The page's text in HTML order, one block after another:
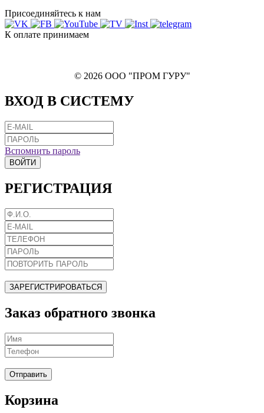
Присоединяйтесь к нам
К оплате принимаем
© 2026 ООО "ПРОМ ГУРУ"
ВХОД В СИСТЕМУ
Вспомнить пароль
ВОЙТИ
РЕГИСТРАЦИЯ
ЗАРЕГИСТРИРОВАТЬСЯ
Заказ обратного звонка
Отправить
Корзина